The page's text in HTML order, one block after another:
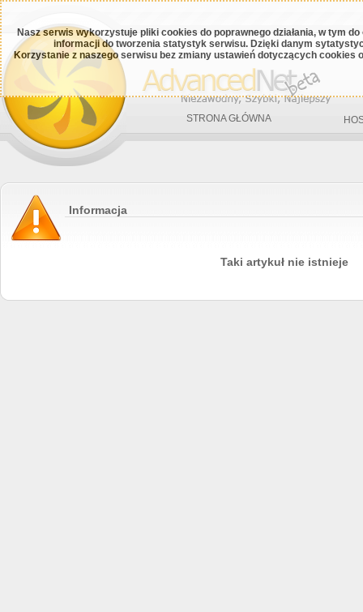
Nasz serwis wykorzystuje pliki cookies do poprawnego działania, w tym
informacji do tworzenia statystyk serwisu. Dzięki danym
Korzystanie z naszego serwisu bez zmiany ustawień dotyczących cookies
STRONA GŁÓWNA
Informacja
Taki artykuł nie istnieje